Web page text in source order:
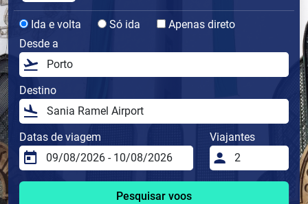
Ida e volta Só ida
Apenas direto
Desde a
Destino
Datas de viagem Viajantes
Pesquisar voos